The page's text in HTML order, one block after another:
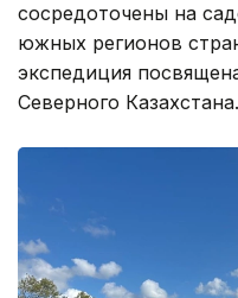
сосредоточены на
южных регионов
экспедиция
Северного Казахстана.